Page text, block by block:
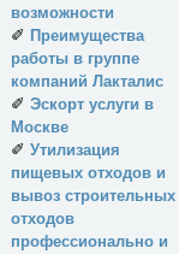
возможности
✐ Преимущества
работы в группе
компаний Лакталис
✐ Эскорт услуги в
Москве
✐ Утилизация
пищевых отходов и
вывоз строительных
отходов
профессионально и